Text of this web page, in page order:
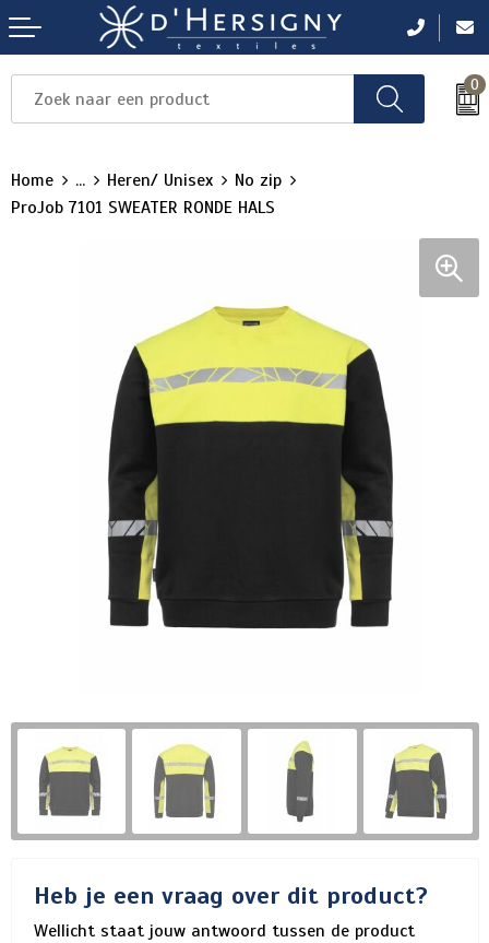
0
Home ... Heren/ Unisex
No zip
ProJob 7101 SWEATER RONDE HALS
Heb je een vraag over dit product?
Wellicht staat jouw antwoord tussen de product